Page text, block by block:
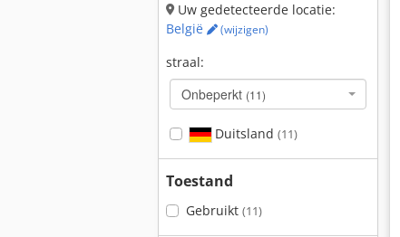
Uw gedetecteerde locatie:
België
(wijzigen)
straal:
Onbeperkt (11)
Duitsland (11)
Toestand
Gebruikt (11)